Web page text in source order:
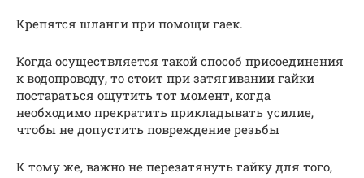
Крепятся шланги при помощи гаек.
Когда осуществляется такой способ присоединения
к водопроводу, то стоит при затягивании гайки
постараться ощутить тот момент, когда
необходимо прекратить прикладывать усилие,
чтобы не допустить повреждение резьбы
К тому же, важно не перезатянуть гайку для того,